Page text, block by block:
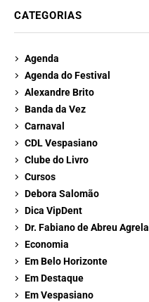
CATEGORIAS
Agenda
Agenda do Festival
Alexandre Brito
Banda da Vez
Carnaval
CDL Vespasiano
Clube do Livro
Cursos
Debora Salomão
Dica VipDent
Dr. Fabiano de Abreu Agrela
Economia
Em Belo Horizonte
Em Destaque
Em Vespasiano